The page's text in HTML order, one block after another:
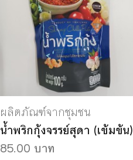
ผลิตภัณฑ์จากชุมชน
น้ำพริกกุ้งจรรย์สุดา (เข้มข้น)
85.00 บาท